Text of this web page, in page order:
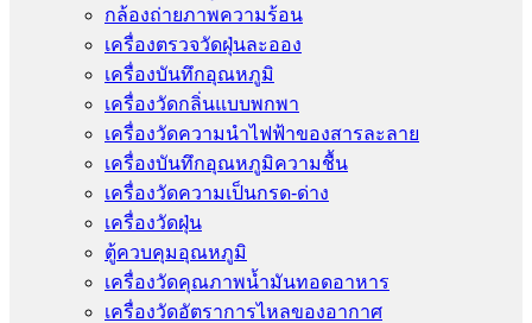
กล้องถ่ายภาพความร้อน
เครื่องตรวจวัดฝุ่นละออง
เครื่องบันทึกอุณหภูมิ
เครื่องวัดกลิ่นแบบพกพา
เครื่องวัดความนําไฟฟ้าของสารละลาย
เครื่องบันทึกอุณหภูมิความชื้น
เครื่องวัดความเป็นกรด-ด่าง
เครื่องวัดฝุ่น
ตู้ควบคุมอุณหภูมิ
เครื่องวัดคุณภาพน้ำมันทอดอาหาร
เครื่องวัดอัตราการไหลของอากาศ